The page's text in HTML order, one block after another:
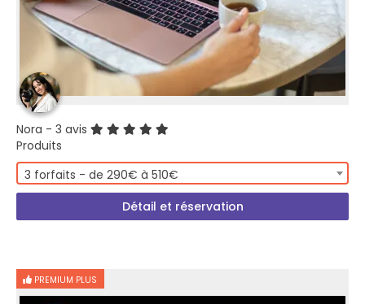
Nora - 3 avis
Produits
3 forfaits - de 290€ à 510€
Détail et réservation
PREMIUM PLUS